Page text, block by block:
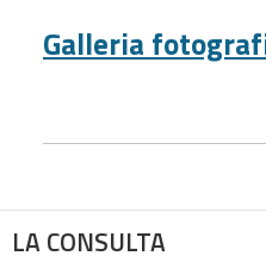
Galleria
LA CONSULTA